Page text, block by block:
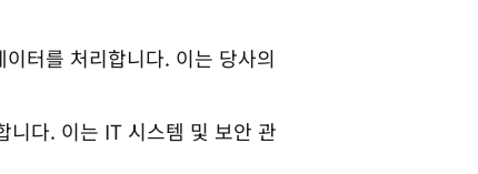
터를 처리합니다. 이는 당사의
니다. 이는 IT 시스템 및 보안 관